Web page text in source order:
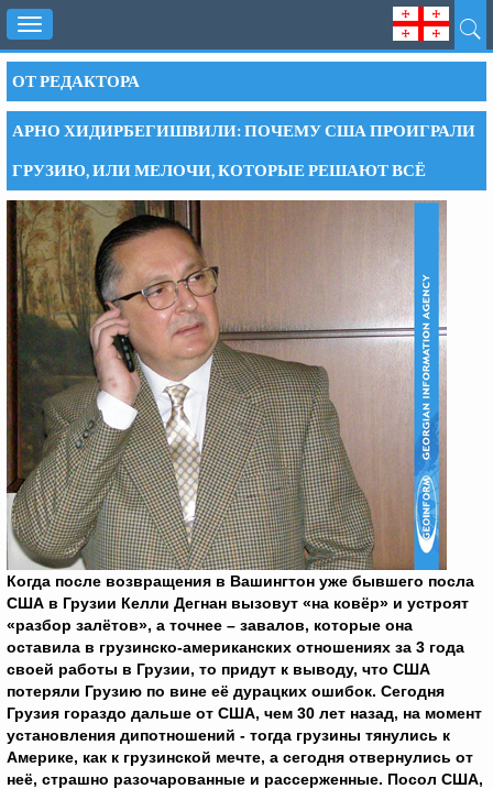
Toggle
navigation
ОТ РЕДАКТОРА
АРНО ХИДИРБЕГИШВИЛИ: ПОЧЕМУ США ПРОИГРАЛИ
ГРУЗИЮ, ИЛИ МЕЛОЧИ, КОТОРЫЕ РЕШАЮТ ВСЁ
Когда после возвращения в Вашингтон уже бывшего посла
США в Грузии Келли Дегнан вызовут «на ковёр» и устроят
«разбор залётов», а точнее – завалов, которые она
оставила в грузинско-американских отношениях за 3 года
своей работы в Грузии, то придут к выводу, что США
потеряли Грузию по вине её дурацких ошибок. Сегодня
Грузия гораздо дальше от США, чем 30 лет назад, на момент
установления дипотношений - тогда грузины тянулись к
Америке, как к грузинской мечте, а сегодня отвернулись от
неё, страшно разочарованные и рассерженные. Посол США,